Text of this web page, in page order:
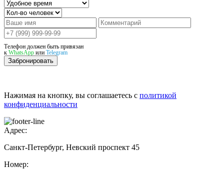
Телефон должен быть привязан
к WhatsApp или Telegram
Забронировать
Нажимая на кнопку, вы соглашаетесь с политикой
конфиденциальности
Адрес:
Санкт-Петербург, Невский проспект 45
Номер: